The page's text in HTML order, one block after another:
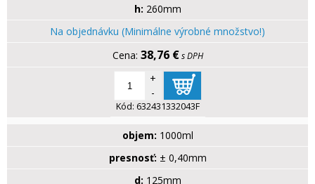
h: 260mm
Na objednávku (Minimálne výrobné množstvo!)
38,76 € s DPH
+
-
Kód: 632431332043F
objem: 1000ml
presnosť: ± 0,40mm
d: 125mm